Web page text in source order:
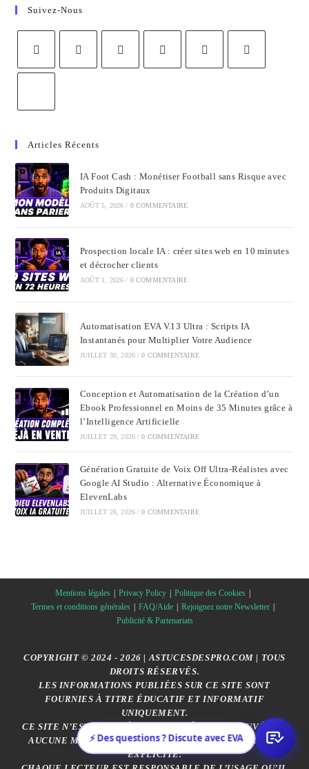
Suivez-Nous
Articles Récents
IA Foot Cash : Monétiser Football sans Risque avec
Produits Digitaux
AOÛT 5, 2026 / 0 COMMENTAIRE
Prospection locale IA : créer sites web en 10 minutes
et décrocher clients
AOÛT 1, 2026 / 0 COMMENTAIRE
Automatisation EVA V.13 Ultra : Scripts IA
Instantanés pour Multiplier Votre Audience
JUILLET 30, 2026 / 0 COMMENTAIRE
Conception et Automatisation de la Création d’un
Ebook Professionnel en Moins de 35 Minutes grâce à
l’Intelligence Artificielle
JUILLET 29, 2026 / 0 COMMENTAIRE
Génération Gratuite de Voix Off Ultra-Réalistes avec
Google AI Studio : Alternative Économique à
ElevenLabs
JUILLET 28, 2026 / 0 COMMENTAIRE
Mentions légales Privacy Policy
Politique des Cookies
Termes et conditions générales
FAQ/Aide
Rejoignez notre Newsletter
Publicité & Partenariats
COPYRIGHT © 2024 - 2026 | ASTUCESDESPRO.COM | TOUS
DROITS RÉSERVÉS.
LES INFORMATIONS PUBLIÉES SUR CE SITE SONT
FOURNIES À TITRE ÉDUCATIF ET INFORMATIF
UNIQUEMENT.
CE SITE N’EST AFFILIÉ, SPONSORISÉ OU APPROUVÉ PAR
AUCUNE MARQUE CITÉE, SAUF MENTION CONTRAIRE
EXPLICITE.
⚡ Des questions ? Discute avec EVA